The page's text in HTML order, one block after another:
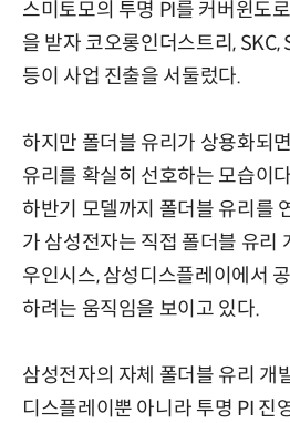
스미토모의 투명 PI를 커버윈도
을 받자 코오롱인더스트리, SKC,
등이 사업 진출을 서둘렀다.
하지만 폴더블 유리가 상용화되
유리를 확실히 선호하는 모습이
하반기 모델까지 폴더블 유리를
가 삼성전자는 직접 폴더블 유리
우인시스, 삼성디스플레이에서
하려는 움직임을 보이고 있다.
삼성전자의 자체 폴더블 유리 개
디스플레이뿐 아니라 투명 PI 진